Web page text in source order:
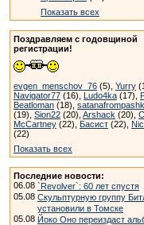
Показать всех
Поздравляем с годовщиной
регистрации!
evgen_menschov_76 (5), Yurry
Navigator77 (16), Ludo4ka (17),
Beatloman (18),
(19), Sion22 (20), Arshack (20),
McCartney (22), Басист (22),
(22)
Показать всех
Последние новости:
06.08 `Revolver`: 60 лет спустя
05.08 Скульптурную группу
установили в Томске
05.08 Йоко Оно переиздаст